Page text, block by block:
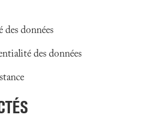
données
des données